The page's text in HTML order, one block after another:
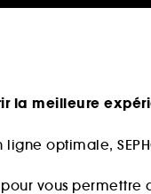
la meilleure
optimale,
pour vous